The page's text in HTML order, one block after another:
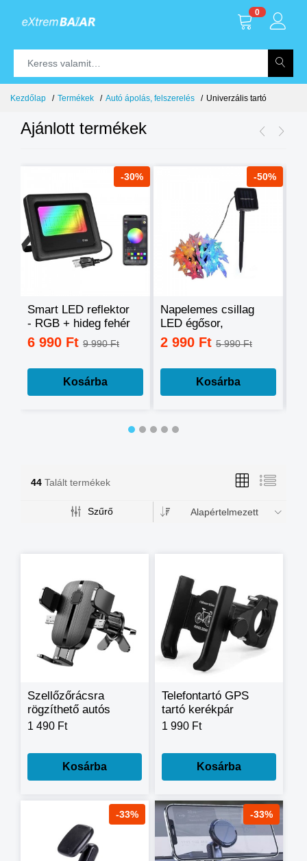
0
Kezdőlap Termékek Autó ápolás, felszerelés Univerzális tartó
Ajánlott termékek
-30%
Smart LED reflektor
- RGB + hideg fehér
+ meleg fehér, okos
telefonnal
6 990 Ft 9 990 Ft
Kosárba
-50%
Napelemes csillag
LED égősor,
fényfüzér
2 990 Ft 5 990 Ft
Kosárba
44 Talált termékek
Szűrő Alapértelmezett
Szellőzőrácsra
rögzíthető autós
telefontartó B073
1 490 Ft
Kosárba
Telefontartó GPS
tartó kerékpár
motorkerékpár 360
fém
1 990 Ft
Kosárba
-33% -33%